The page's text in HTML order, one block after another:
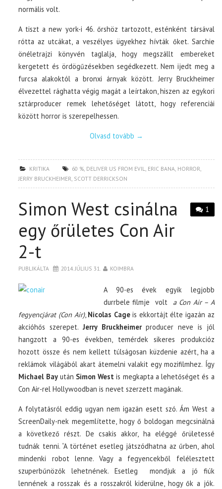
normális volt.
A tiszt a new york-i 46. őrshöz tartozott, esténként társával
rótta az utcákat, a veszélyes ügyekhez hívták őket. Sarchie
önéletrajzi könyvén taglalja, hogy megszállt embereket
kergetett és ördögűzésekben segédkezett. Nem ijedt meg a
furcsa alakoktól a bronxi árnyak között. Jerry Bruckheimer
élvezettel rághatta végig magát a leírtakon, hiszen az egykori
sztárproducer remek lehetőséget látott, hogy referenciái
között horror is szerepelhessen.
Olvasd tovább →
KRITIKA 60 %, DELIVER US FROM EVIL, ERIC BANA, HORROR,
JERRY BRUCKHEIMER, SCOTT DERRICKSON
1
Simon West csinálna
egy őrületes Con Air
2-t
PUBLIKÁLTA 2014. JÚLIUS 31. KOIMBRA
A 90-es évek egyik legjobb
durrbele filmje volt a Con Air – A
fegyencjárat (Con Air), Nicolas Cageis ekkortájt élte igazán az
akcióhős szerepet. Jerry Bruckheimerproducer neve is jól
hangzott a 90-es években, temérdek sikeres produkcióz
hozott össze és nem kellett túlságosan küzdenie azért, ha a
reklámok világából akart átemelni valakit egy mozifilmhez. Így
Michael Bayután Simon West is megkapta a lehetőséget és a
Con Air-rel Hollywoodban is nevet szerzett magának.
A folytatásról eddig ugyan nem igazán esett szó. Ám West a
ScreenDaily-nek megemlítette, hogy ő boldogan megcsinálná
a következő részt. De csakis akkor, ha eléggé őrületessé
tudnák tenni. “A történet esetleg játszódhatna az űrben, ahol
mindenki robot lenne. Vagy a fegyencekből felélesztett
szuperbűnözők lehetnének. Esetleg mondjuk a jó fiúk
lennének a rosszak és a rosszakról kiderülne, hogy ők a jók.